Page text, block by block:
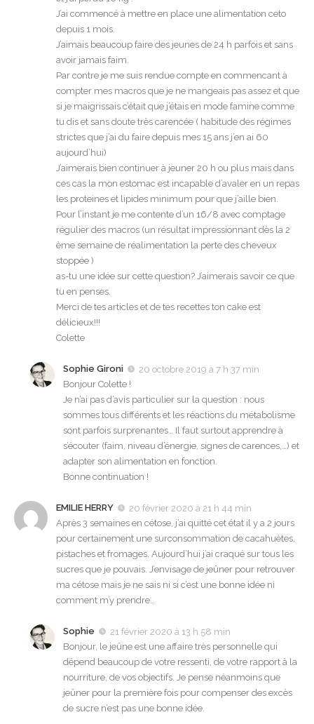
J’ai commencé à mettre en place une alimentation ceto
depuis 1 mois.
J’aimais beaucoup faire des jeunes de 24 h parfois et sans
avoir jamais faim.
Par contre je me suis rendue compte en commencant à
compter mes macros que je ne mangeais pas assez et que
si je maigrissais c’était que j’étais en mode famine comme
tu dis et sans doute très carencée ( habitude des régimes
strictes que j’ai du faire depuis mes 15 ans j’en ai 60
aujourd’hui)
J’aimerais bien continuer à jeuner 20 h ou plus mais dans
ces cas la mon estomac est incapable d’avaler en un repas
les proteines et lipides minimum pour que j’aille bien.
Pour l’instant je me contente d’un 16/8 avec comptage
régulier des macros (un résultat impressionnant dès la 2
ème semaine de réalimentation la perte des cheveux
stoppée )
as-tu une idée sur cette question? J’aimerais savoir ce que
tu en penses.
Merci de tes articles et de tes recettes ton cake est
délicieux!!!
Colette
Sophie Gironi
20 octobre 2019 à 7 h 37 min
Bonjour Colette !
Je n’ai pas d’avis particulier sur la question : nous
sommes tous différents et les réactions du métabolisme
sont parfois surprenantes… Il faut surtout apprendre à
s’écouter (faim, niveau d’énergie, signes de carences,…) et
adapter son alimentation en fonction.
Bonne continuation !
EMILIE HERRY
20 février 2020 à 21 h 44 min
Après 3 semaines en cétose, j’ai quitté cet état il y a 2 jours
pour certainement une surconsommation de cacahuètes,
pistaches et fromages. Aujourd’hui j’ai craqué sur tous les
sucres que je pouvais. J’envisage de jeûner pour retrouver
ma cétose mais je ne sais ni si c’est une bonne idée ni
comment m’y prendre…
Sophie
21 février 2020 à 13 h 58 min
Bonjour, le jeûne est une affaire très personnelle qui
dépend beaucoup de votre ressenti, de votre rapport à la
nourriture, de vos objectifs. Je pense néanmoins que
jeûner pour la première fois pour compenser des excès
de sucre n’est pas une bonne idée.